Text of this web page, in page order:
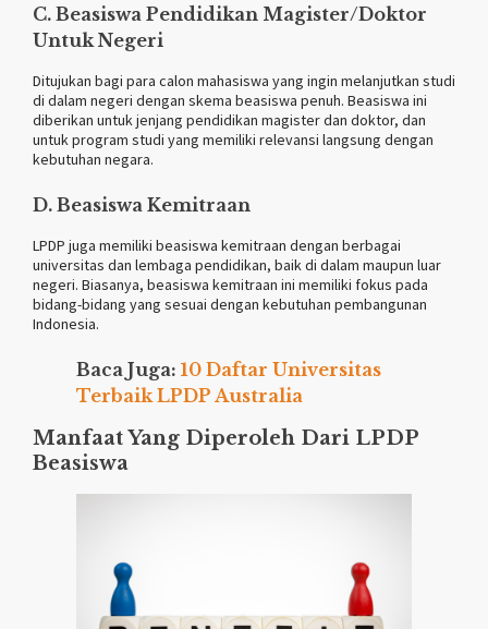
C. Beasiswa Pendidikan Magister/Doktor
Untuk Negeri
Ditujukan bagi para calon mahasiswa yang ingin melanjutkan studi
di dalam negeri dengan skema beasiswa penuh. Beasiswa ini
diberikan untuk jenjang pendidikan magister dan doktor, dan
untuk program studi yang memiliki relevansi langsung dengan
kebutuhan negara.
D. Beasiswa Kemitraan
LPDP juga memiliki beasiswa kemitraan dengan berbagai
universitas dan lembaga pendidikan, baik di dalam maupun luar
negeri. Biasanya, beasiswa kemitraan ini memiliki fokus pada
bidang-bidang yang sesuai dengan kebutuhan pembangunan
Indonesia.
Baca Juga: 10 Daftar Universitas
Terbaik LPDP Australia
Manfaat Yang Diperoleh Dari LPDP
Beasiswa